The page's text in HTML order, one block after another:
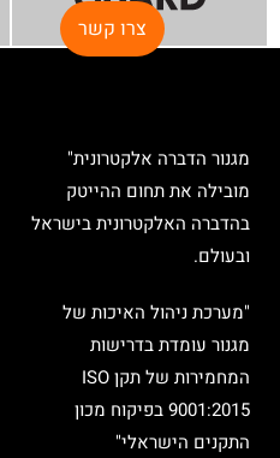
צרו קשר
מגנור הדברה אלקטרונית"
מובילה את תחום ההייטק
בהדברה האלקטרונית בישראל
ובעולם.
"מערכת ניהול האיכות של
מגנור עומדת בדרישות
המחמירות של תקן ISO
9001:2015 בפיקוח מכון
התקנים הישראלי"